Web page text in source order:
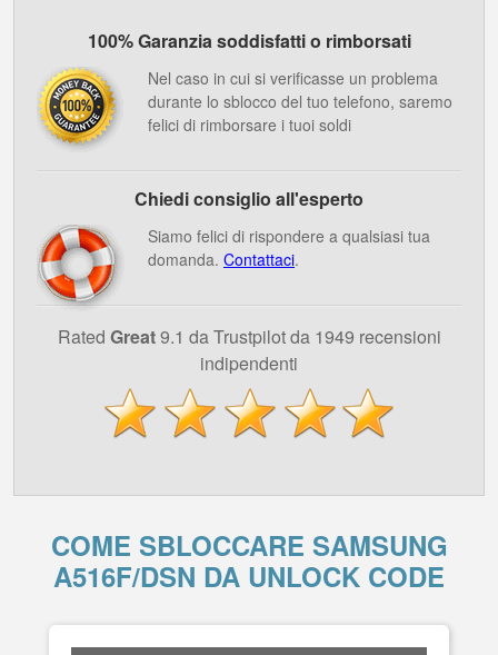
100% Garanzia soddisfatti o rimborsati
Nel caso in cui si verificasse un problema
durante lo sblocco del tuo telefono, saremo
felici di rimborsare i tuoi soldi
Chiedi consiglio all'esperto
Siamo felici di rispondere a qualsiasi tua
domanda. Contattaci.
Rated Great9.1 da Trustpilot da 1949 recensioni
indipendenti
COME SBLOCCARE SAMSUNG
A516F/DSN DA UNLOCK CODE